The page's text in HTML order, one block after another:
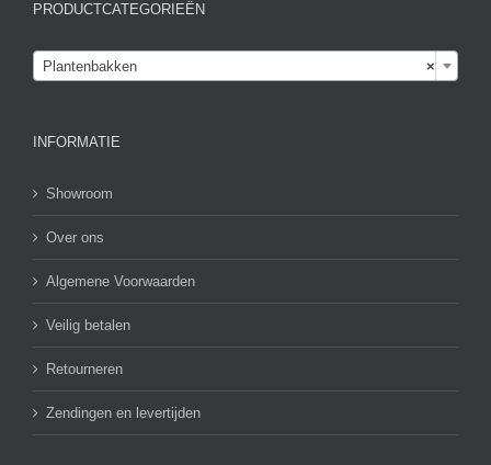
PRODUCTCATEGORIEËN
×
Plantenbakken
INFORMATIE
Showroom
Over ons
Algemene Voorwaarden
Veilig betalen
Retourneren
Zendingen en levertijden